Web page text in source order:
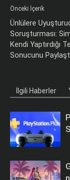
Önceki İçerik
Ünlülere
Soruşturması:
Kendi Yaptırdığı
Sonucunu
İlgili Haberler